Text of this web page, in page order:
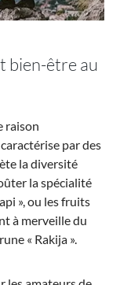
bien-être au
raison
par des
la diversité
la spécialité
», ou les fruits
à merveille du
« Rakija ».